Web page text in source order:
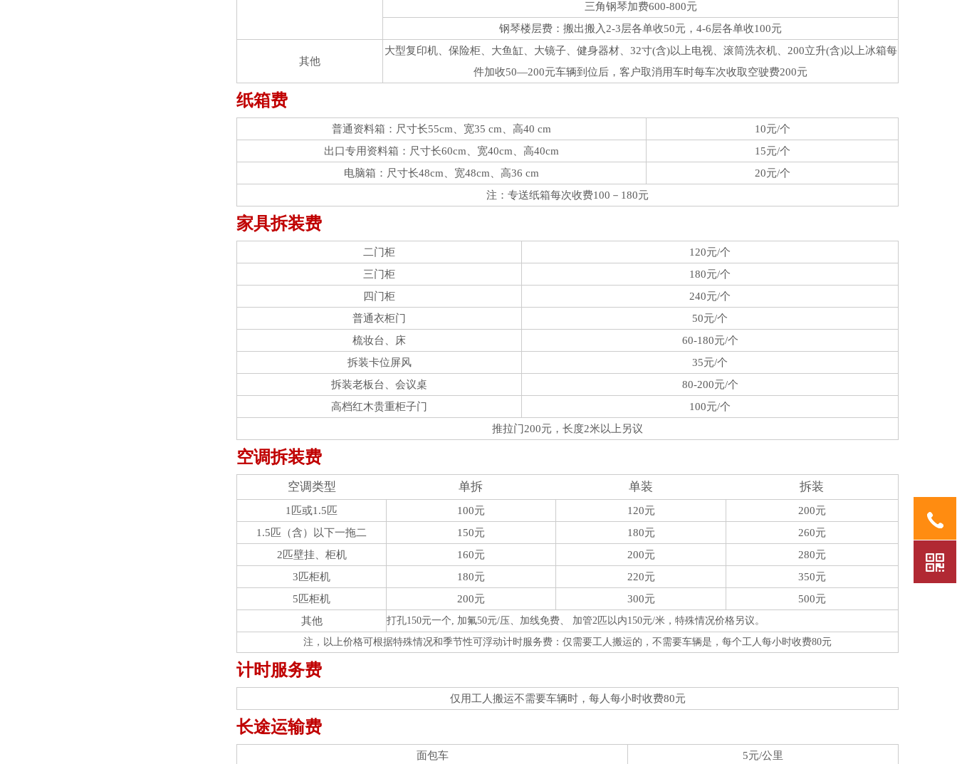
三角钢琴加费600-800元
钢琴楼层费：搬出搬入2-3层各单收50元，4-6层各单收100元
其他
大型复印机、保险柜、大鱼缸、大镜子、健身器材、32寸(含)以上电视、滚筒洗衣机、200立升(含)以上冰箱每
件加收50—200元车辆到位后，客户取消用车时每车次收取空驶费200元
纸箱费
普通资料箱：尺寸长55cm、宽35 cm、高40 cm
10元/个
出口专用资料箱：尺寸长60cm、宽40cm、高40cm
15元/个
电脑箱：尺寸长48cm、宽48cm、高36 cm
20元/个
注：专送纸箱每次收费100－180元
家具拆装费
二门柜
120元/个
三门柜
180元/个
四门柜
240元/个
普通衣柜门
50元/个
梳妆台、床
60-180元/个
拆装卡位屏风
35元/个
拆装老板台、会议桌
80-200元/个
高档红木贵重柜子门
100元/个
推拉门200元，长度2米以上另议
空调拆装费
空调类型 单拆 单装 拆装
1匹或1.5匹 100元 120元
200元
1.5匹（含）以下一拖二
150元 180元
260元
2匹壁挂、柜机
160元 200元
280元
3匹柜机
180元 220元
350元
5匹柜机
200元 300元
500元
其他
打孔150元一个, 加氟50元/压、加线免费、 加管2匹以内150元/米，特殊情况价格另议。
注，以上价格可根据特殊情况和季节性可浮动计时服务费：仅需要工人搬运的，不需要车辆是，每个工人每小时收费80元
计时服务费
仅用工人搬运不需要车辆时，每人每小时收费80元
长途运输费
面包车
5元/公里